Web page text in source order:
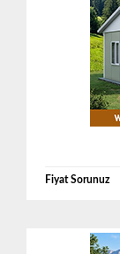
Fiyat Sorunuz